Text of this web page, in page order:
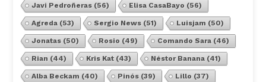
Javi Pedroñeras(56) Elisa CasaBayo (56)
Agreda(53) Sergio News(51) Luisjam (50)
Jonatas(50) Rosio (49) Comando Sara(46)
Rian (44) Kris Kat(43) Néstor Banana(41)
Alba Beckam (40) Pinós(39) Lillo (37)